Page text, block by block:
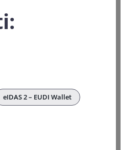
eIDAS 2 – EUDI Wallet